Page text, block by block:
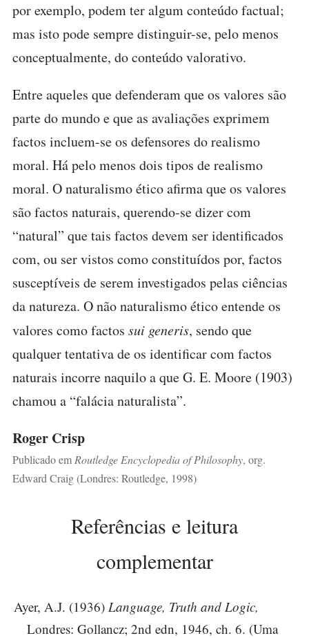
por exemplo, podem ter algum conteúdo factual;
mas isto pode sempre distinguir-se, pelo menos
conceptualmente, do conteúdo valorativo.
Entre aqueles que defenderam que os valores são
parte do mundo e que as avaliações exprimem
factos incluem-se os defensores do realismo
moral. Há pelo menos dois tipos de realismo
moral. O naturalismo ético afirma que os valores
são factos naturais, querendo-se dizer com
“natural” que tais factos devem ser identificados
com, ou ser vistos como constituídos por, factos
susceptíveis de serem investigados pelas ciências
da natureza. O não naturalismo ético entende os
valores como factos sui generis, sendo que
qualquer tentativa de os identificar com factos
naturais incorre naquilo a que G. E. Moore (1903)
chamou a “falácia naturalista”.
Roger Crisp
Publicado em Routledge Encyclopedia of Philosophy, org.
Edward Craig (Londres: Routledge, 1998)
Referências e leitura
complementar
Ayer, A.J. (1936) Language, Truth and Logic,
Londres: Gollancz; 2nd edn, 1946, ch. 6. (Uma